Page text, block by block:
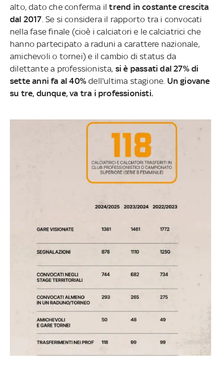
alto, dato che conferma iltrend in costante crescita
dal 2017 . Se si considera il rapporto tra i convocati
nella fase finale (cioè i calciatori e le calciatrici che
hanno partecipato a raduni a carattere nazionale,
amichevoli o tornei) e il cambio di status da
dilettante a professionista, si è passati dal 27% di
sette anni fa al 40% dell'ultima stagione. Un giovane
su tre, dunque, va tra i professionisti.